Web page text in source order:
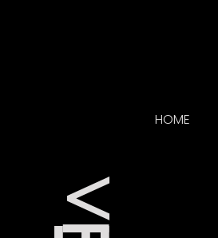
HOME
<